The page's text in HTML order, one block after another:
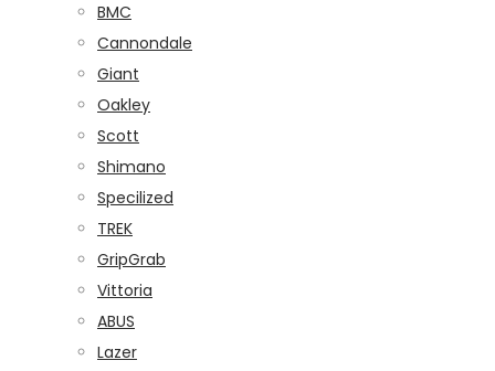
BMC
Cannondale
Giant
Oakley
Scott
Shimano
Specilized
TREK
GripGrab
Vittoria
ABUS
Lazer